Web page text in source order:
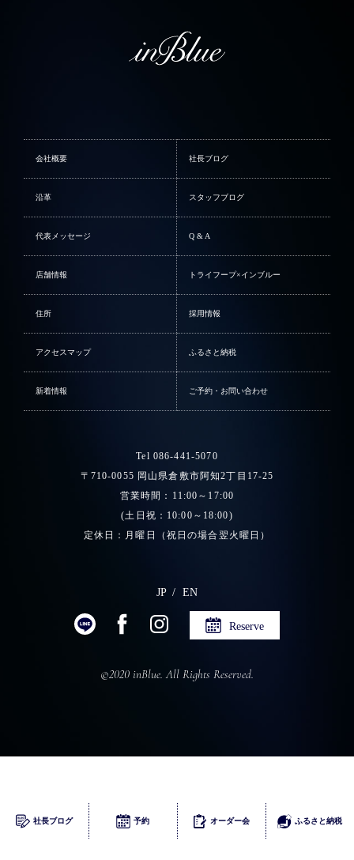
会社概要 社長ブログ
沿革 スタッフブログ
代表メッセージ Q & A
店舗情報 トライフープ×インブルー
住所 採用情報
アクセスマップ ふるさと納税
新着情報 ご予約・お問い合わせ
Tel 086-441-5070
〒710-0055 岡山県倉敷市阿知2丁目17-25
営業時間：11:00～17:00
(土日祝：10:00～18:00)
定休日：月曜日（祝日の場合翌火曜日）
JP EN
Reserve
©2020 inBlue. All Rights Reserved.
ふるさとチョイス
社長ブログ 予約 オーダー会 ふるさと納税